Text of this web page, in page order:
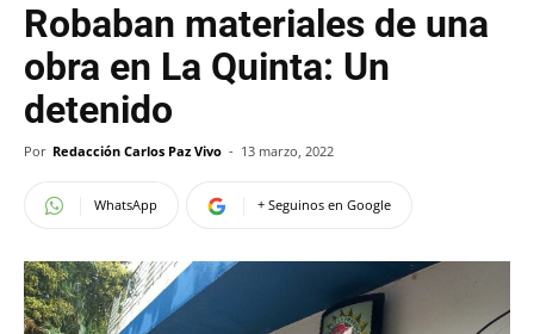
Robaban materiales de una
obra en La Quinta: Un
detenido
Por Redacción Carlos Paz Vivo - 13 marzo, 2022
WhatsApp + Seguinos en Google